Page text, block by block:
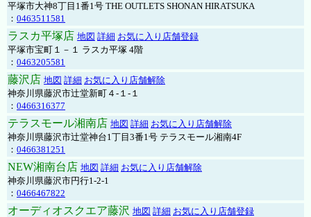
平塚市大神8丁目1番1号 THE OUTLETS SHONAN HIRATSUKA
： 0463511581
ラスカ平塚店 地図 詳細 お気に入り店舗登録
平塚市宝町１－１ ラスカ平塚 4階
： 0463205581
藤沢店 地図 詳細 お気に入り店舗解除
神奈川県藤沢市辻堂新町４-１-１
： 0466316377
テラスモール湘南店 地図 詳細 お気に入り店舗解除
神奈川県藤沢市辻堂神台1丁目3番1号 テラスモール湘南4F
： 0466381251
NEW湘南台店 地図 詳細 お気に入り店舗解除
神奈川県藤沢市円行1-2-1
： 0466467822
オーディオスクエア藤沢 地図 詳細 お気に入り店舗登録